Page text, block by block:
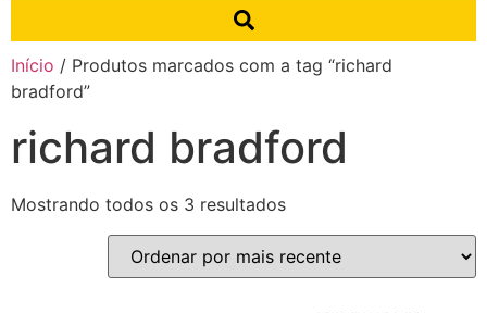
Início / Produtos marcados com a tag “richard
bradford”
richard bradford
Mostrando todos os 3 resultados